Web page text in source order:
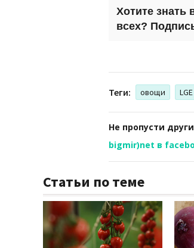
Хотите знать
всех?
Теги: овощи LGE
Не пропусти
bigmir)net в
Статьи по теме